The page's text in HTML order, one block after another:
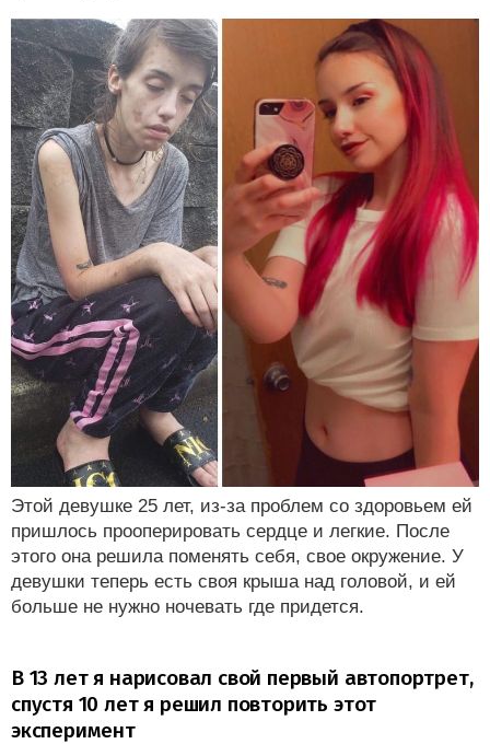
Этой девушке 25 лет, из-за проблем со здоровьем ей
пришлось прооперировать сердце и легкие. После
этого она решила поменять себя, свое окружение. У
девушки теперь есть своя крыша над головой, и ей
больше не нужно ночевать где придется.
В 13 лет я нарисовал свой первый автопортрет,
спустя 10 лет я решил повторить этот
эксперимент